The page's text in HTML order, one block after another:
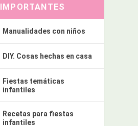
IMPORTANTES
Manualidades con niños
DIY. Cosas hechas en casa
Fiestas temáticas
infantiles
Recetas para fiestas
infantiles